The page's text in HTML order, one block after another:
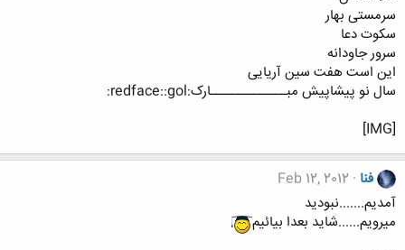
سرمستی بهار
سکوت دعا
سرور جاودانه
این است هفت سین آریایی
سال نو پيشاپيش مبــــــــــــــارک:redface::gol:
[IMG]
فنا Feb 12, 2012
آمدیم.......نبودید
میرویم......شاید بعدا بیائیم